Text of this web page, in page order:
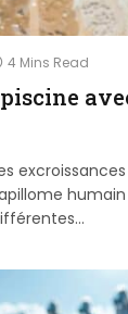
4 Mins Read
humain